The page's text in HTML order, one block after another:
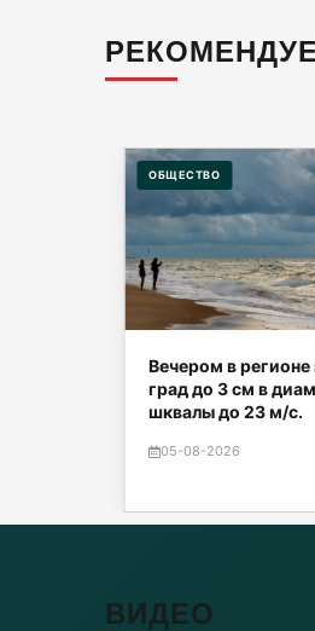
ОБЩЕСТВО
Вечером в
град до 3 см в
шквалы до 23 м/с.
05-08-2026
ВИДЕО